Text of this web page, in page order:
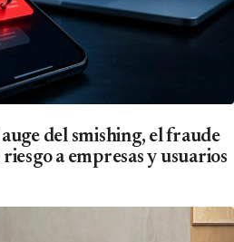
del smishing, el fraude
a empresas y usuarios